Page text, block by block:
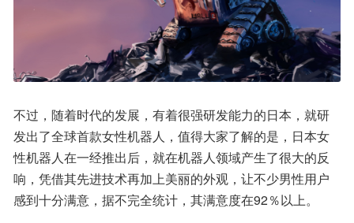
不过，随着时代的发展，有着很强研发能力的日本，就研
发出了全球首款女性机器人，值得大家了解的是，日本女
性机器人在一经推出后，就在机器人领域产生了很大的反
响，凭借其先进技术再加上美丽的外观，让不少男性用户
感到十分满意，据不完全统计，其满意度在92％以上。